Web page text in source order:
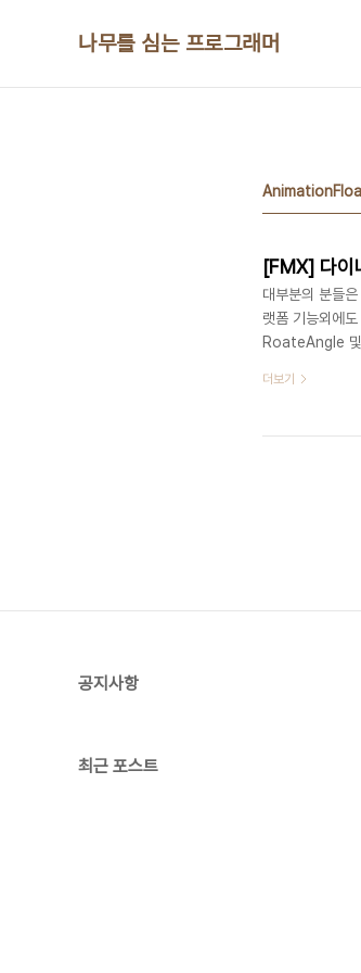
나무를 심는 프로그래머
[FMX] 다
대부분의 분들
랫폼 기능외에
RoateAngle 및
놈입니다. 좀
래의 영상은 마
더보기
공지사항
최근 포스트